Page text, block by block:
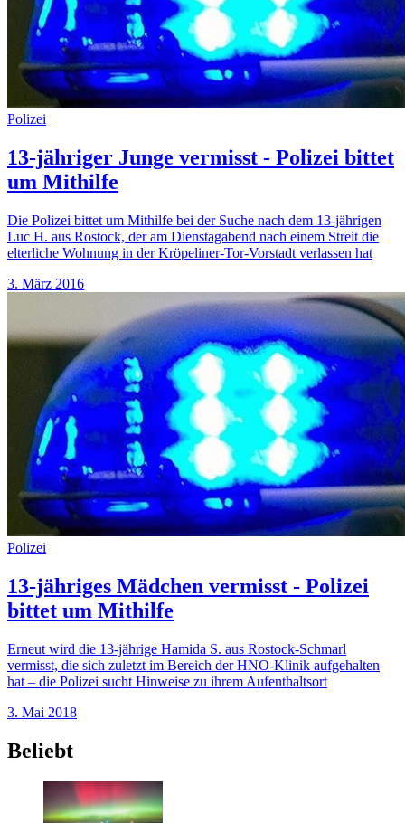
Polizei
13-jähriger Junge vermisst - Polizei bittet
um Mithilfe
Die Polizei bittet um Mithilfe bei der Suche nach dem 13-jährigen
Luc H. aus Rostock, der am Dienstagabend nach einem Streit die
elterliche Wohnung in der Kröpeliner-Tor-Vorstadt verlassen hat
3. März 2016
Polizei
13-jähriges Mädchen vermisst - Polizei
bittet um Mithilfe
Erneut wird die 13-jährige Hamida S. aus Rostock-Schmarl
vermisst, die sich zuletzt im Bereich der HNO-Klinik aufgehalten
hat – die Polizei sucht Hinweise zu ihrem Aufenthaltsort
3. Mai 2018
Beliebt